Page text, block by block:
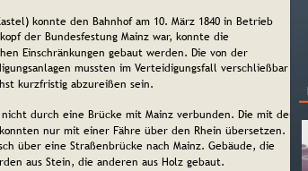
konnte den Bahnhof am 10. März 1840 in Betrieb
der Bundesfestung Mainz war, konnte die
Einschränkungen gebaut werden. Die von der
mussten im Verteidigungsfall verschließbar
kurzfristig abzureißen sein.
durch eine Brücke mit Mainz verbunden. Die mit der
konnten nur mit einer Fähre über den Rhein übersetzen.
über eine Straßenbrücke nach Mainz. Gebäude, die
aus Stein, die anderen aus Holz gebaut.